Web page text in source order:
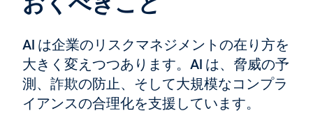
AI は企業のリスクマネジメントの在り方を
大きく変えつつあります。AI は、脅威の予
測、詐欺の防止、そして大規模なコンプラ
イアンスの合理化を支援しています。